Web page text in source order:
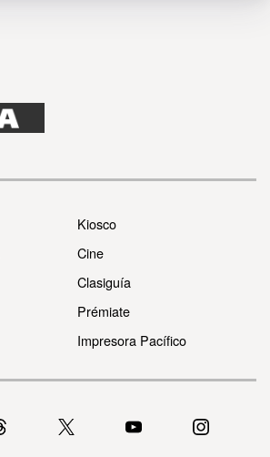
Kiosco
Cine
Clasiguía
Prémiate
Impresora Pacífico